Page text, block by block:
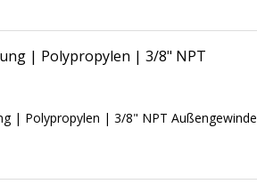
| Polypropylen | 3/8" NPT
| Polypropylen | 3/8" NPT Außengewinde